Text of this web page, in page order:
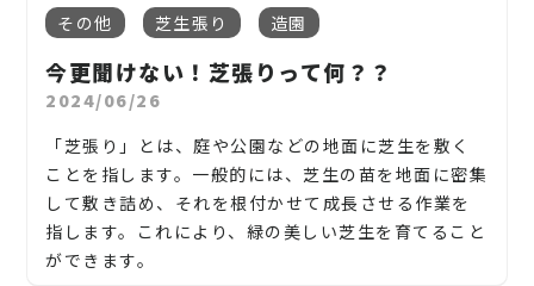
る場合がありますので、状況に応じて適切な対策を選
梅、かしの木、ブルーアイス、クチナシ、ナンテン、
クスノキ、 薪の木、ケヤキ、コノデカシワ、マキの
木、桜、ゴールドクレスト、アオハダ、いちじく、椰
子の木、ゴールデンアカシア、紅葉、シマトネリコ、
ミ、エゴノキ、ハナミズキ、ジューンベリー、ヤマボ
ウシ、カイズカ、花梨、クロガネモチ、ベニカナメ、
サザンカ、ホルトノキ、つつじ、コデマリ
地を効率的に刈り取る方法です。ロータリー式やスト
リングトリマーなどの機種があり、草地の状態や使い
勝手によって選択されます。
除草剤を使って雑草を処理する方法です。ただし、環
境への影響や安全性の観点から、使用には慎重さが
必要です。
草刈りは、草を刈り取るだけでなく、庭や農地の美
い！
当社では造園工事はもちろんのこと、外構工事やエク
ステリア工事まで自社で一気通貫で行っております。
見積もりは無料ですので、お庭のことなら当社にお気
軽にご連絡ください！
お庭や木に関するお悩みに全力でご対応させて頂き
ます！
その他 芝生張り 造園
今更聞けない！芝張りって何？？
2024/06/26
「芝張り」とは、庭や公園などの地面に芝生を敷く
ことを指します。一般的には、芝生の苗を地面に密集
して敷き詰め、それを根付かせて成長させる作業を
指します。これにより、緑の美しい芝生を育てること
ができます。